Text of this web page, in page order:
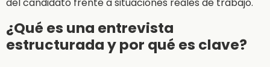
¿Qué es una entrevista
estructurada y por qué es clave?